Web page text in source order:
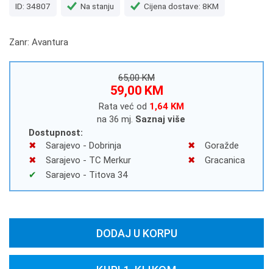
ID: 34807 Na stanju Cijena dostave: 8KM
Zanr: Avantura
65,00 KM
59,00 KM
Rata već od 1,64 KM
na 36 mj. Saznaj više
Dostupnost:
Sarajevo - Dobrinja
Sarajevo - TC Merkur
Sarajevo - Titova 34
Goražde
Gracanica
DODAJ U KORPU